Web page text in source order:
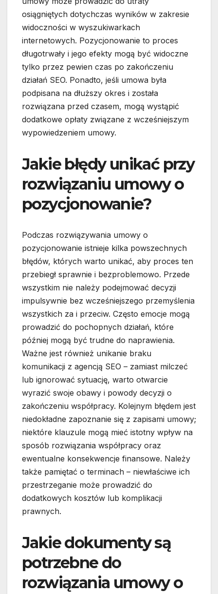
osiągniętych dotychczas wyników w zakresie
widoczności w wyszukiwarkach
internetowych. Pozycjonowanie to proces
długotrwały i jego efekty mogą być widoczne
tylko przez pewien czas po zakończeniu
działań SEO. Ponadto, jeśli umowa była
podpisana na dłuższy okres i została
rozwiązana przed czasem, mogą wystąpić
dodatkowe opłaty związane z wcześniejszym
wypowiedzeniem umowy.
Jakie błędy unikać przy
rozwiązaniu umowy o
pozycjonowanie?
Podczas rozwiązywania umowy o
pozycjonowanie istnieje kilka powszechnych
błędów, których warto unikać, aby proces ten
przebiegł sprawnie i bezproblemowo. Przede
wszystkim nie należy podejmować decyzji
impulsywnie bez wcześniejszego przemyślenia
wszystkich za i przeciw. Często emocje mogą
prowadzić do pochopnych działań, które
później mogą być trudne do naprawienia.
Ważne jest również unikanie braku
komunikacji z agencją SEO – zamiast milczeć
lub ignorować sytuację, warto otwarcie
wyrazić swoje obawy i powody decyzji o
zakończeniu współpracy. Kolejnym błędem jest
niedokładne zapoznanie się z zapisami umowy;
niektóre klauzule mogą mieć istotny wpływ na
sposób rozwiązania współpracy oraz
ewentualne konsekwencje finansowe. Należy
także pamiętać o terminach – niewłaściwe ich
przestrzeganie może prowadzić do
dodatkowych kosztów lub komplikacji
prawnych.
Jakie dokumenty są
potrzebne do
rozwiązania umowy o